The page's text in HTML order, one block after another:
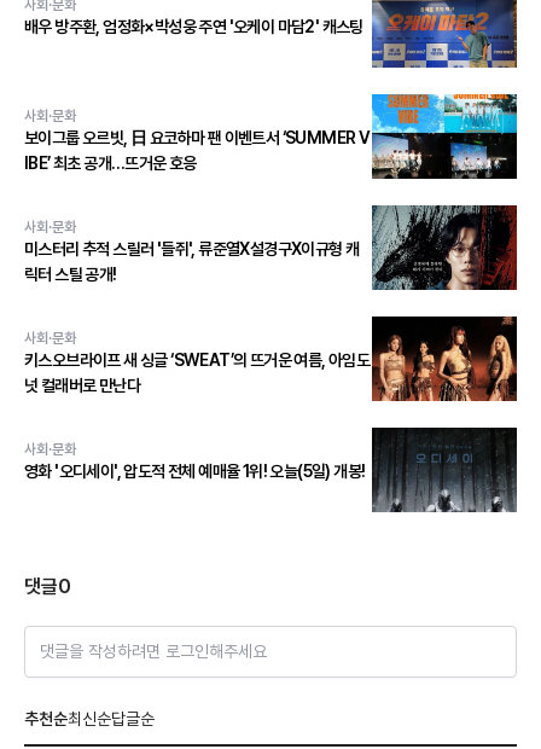
사회·문화
배우 방주환, 엄정화×박성웅 주연 '오케이 마담2' 캐스팅
사회·문화
보이그룹 오르빗, 日 요코하마 팬 이벤트서 ‘SUMMER V
IBE’ 최초 공개…뜨거운 호응
사회·문화
미스터리 추적 스릴러 '들쥐', 류준열X설경구X이규형 캐
릭터 스틸 공개!
사회·문화
키스오브라이프 새 싱글 ‘SWEAT’의 뜨거운 여름, 아임도
넛 컬래버로 만난다
사회·문화
영화 '오디세이', 압도적 전체 예매율 1위! 오늘(5일) 개봉!
댓글0
댓글을 작성하려면 로그인해주세요
추천순최신순답글순